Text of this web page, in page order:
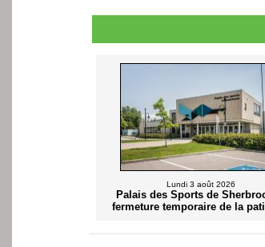
Lundi 3 août 2026
Palais des Sports de
fermeture temporaire de la